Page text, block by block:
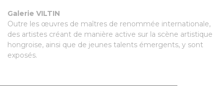
Galerie VILTIN
Outre les œuvres de maîtres de renommée internationale,
des artistes créant de manière active sur la scène artistique
hongroise, ainsi que de jeunes talents émergents, y sont
exposés.